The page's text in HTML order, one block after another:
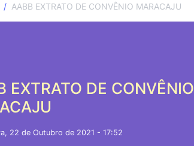
AABB EXTRATO DE CONVÊNIO MARACAJU
EXTRATO DE CONVÊNIO
22 de Outubro de 2021 - 17:52